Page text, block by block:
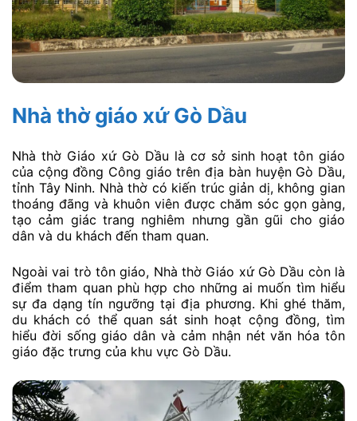
Nhà thờ giáo xứ Gò Dầu
Nhà thờ Giáo xứ Gò Dầu là cơ sở sinh hoạt tôn giáo
của cộng đồng Công giáo trên địa bàn huyện Gò Dầu,
tỉnh Tây Ninh. Nhà thờ có kiến trúc giản dị, không gian
thoáng đãng và khuôn viên được chăm sóc gọn gàng,
tạo cảm giác trang nghiêm nhưng gần gũi cho giáo
dân và du khách đến tham quan.
Ngoài vai trò tôn giáo, Nhà thờ Giáo xứ Gò Dầu còn là
điểm tham quan phù hợp cho những ai muốn tìm hiểu
sự đa dạng tín ngưỡng tại địa phương. Khi ghé thăm,
du khách có thể quan sát sinh hoạt cộng đồng, tìm
hiểu đời sống giáo dân và cảm nhận nét văn hóa tôn
giáo đặc trưng của khu vực Gò Dầu.